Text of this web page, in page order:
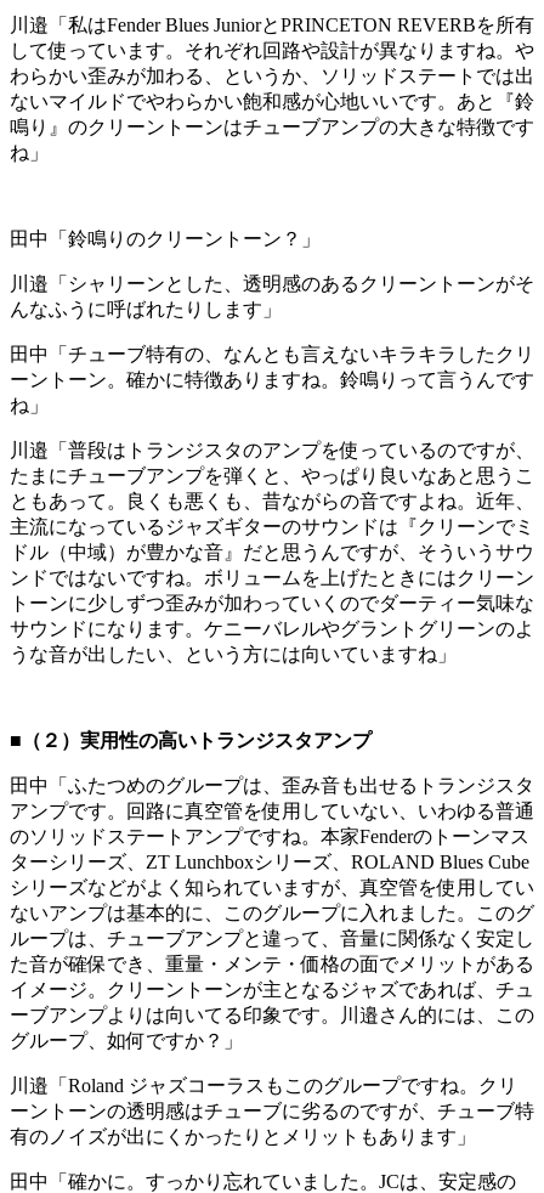
川邉「私はFender Blues JuniorとPRINCETON REVERBを所有
して使っています。それぞれ回路や設計が異なりますね。や
わらかい歪みが加わる、というか、ソリッドステートでは出
ないマイルドでやわらかい飽和感が心地いいです。あと『鈴
鳴り』のクリーントーンはチューブアンプの大きな特徴です
ね」
田中「鈴鳴りのクリーントーン？」
川邉「シャリーンとした、透明感のあるクリーントーンがそ
んなふうに呼ばれたりします」
田中「チューブ特有の、なんとも言えないキラキラしたクリ
ーントーン。確かに特徴ありますね。鈴鳴りって言うんです
ね」
川邉「普段はトランジスタのアンプを使っているのですが、
たまにチューブアンプを弾くと、やっぱり良いなあと思うこ
ともあって。良くも悪くも、昔ながらの音ですよね。近年、
主流になっているジャズギターのサウンドは『クリーンでミ
ドル（中域）が豊かな音』だと思うんですが、そういうサウ
ンドではないですね。ボリュームを上げたときにはクリーン
トーンに少しずつ歪みが加わっていくのでダーティー気味な
サウンドになります。ケニーバレルやグラントグリーンのよ
うな音が出したい、という方には向いていますね」
■（２）実用性の高いトランジスタアンプ
田中「ふたつめのグループは、歪み音も出せるトランジスタ
アンプです。回路に真空管を使用していない、いわゆる普通
のソリッドステートアンプですね。本家Fenderのトーンマス
ターシリーズ、ZT Lunchboxシリーズ、ROLAND Blues Cube
シリーズなどがよく知られていますが、真空管を使用してい
ないアンプは基本的に、このグループに入れました。このグ
ループは、チューブアンプと違って、音量に関係なく安定し
た音が確保でき、重量・メンテ・価格の面でメリットがある
イメージ。クリーントーンが主となるジャズであれば、チュ
ーブアンプよりは向いてる印象です。川邉さん的には、この
グループ、如何ですか？」
川邉「Roland ジャズコーラスもこのグループですね。クリ
ーントーンの透明感はチューブに劣るのですが、チューブ特
有のノイズが出にくかったりとメリットもあります」
田中「確かに。すっかり忘れていました。JCは、安定感の